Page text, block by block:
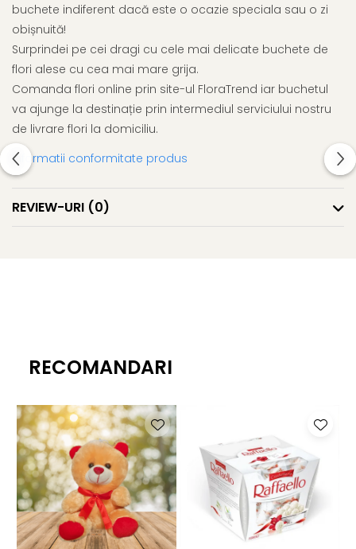
buchete indiferent dacă este o ocazie speciala sau o zi
obișnuită!
Surprindei pe cei dragi cu cele mai delicate buchete de
flori alese cu cea mai mare grija.
Comanda flori online prin site-ul FloraTrend iar buchetul
va ajunge la destinație prin intermediul serviciului nostru
de livrare flori la domiciliu.
Informatii conformitate produs
REVIEW-URI (0)
RECOMANDARI